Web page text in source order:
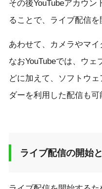
その後YouTubeアカウ
ることで、ライブ配信を
あわせて、カメラやマイ
なおYouTubeでは、ウ
どに加えて、ソフトウ
ダーを利用した配信も可
ライブ配信の開始